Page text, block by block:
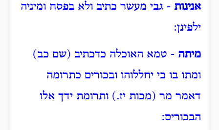
אנינות - גבי מעשר כתיב ולא בפסח ומיניה
ילפינן:
מיתה - טמא האוכלה כדכתיב (שם כב)
ומתו בו כי יחללוהו ובכורים כתרומה
דאמר מר (מכות יז.) ותרומת ידך אלו
הבכורים: